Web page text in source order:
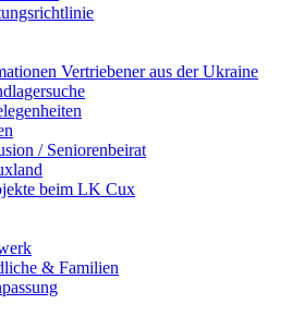
Vertriebener aus der Ukraine
/ Seniorenbeirat
beim LK Cux
& Familien